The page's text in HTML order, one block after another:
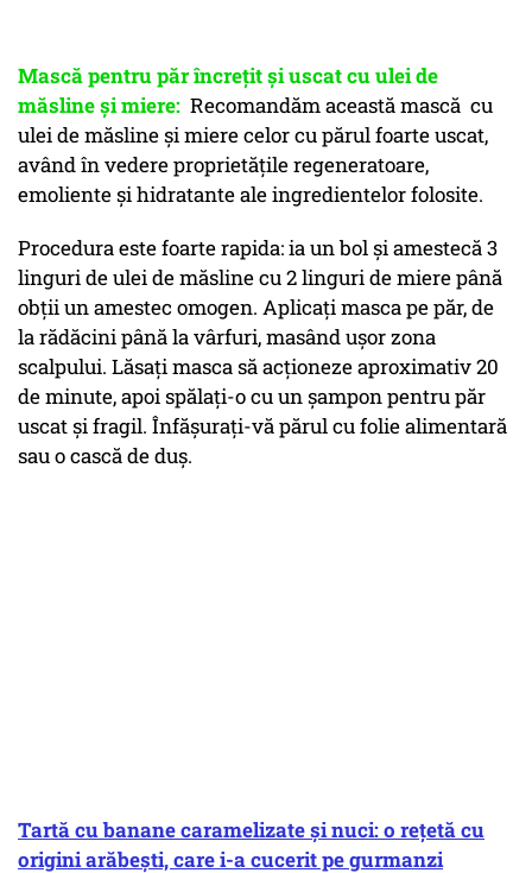
Mască pentru păr încrețit și uscat cu ulei de
măsline și miere: Recomandăm această mască cu
ulei de măsline și miere celor cu părul foarte uscat,
având în vedere proprietățile regeneratoare,
emoliente și hidratante ale ingredientelor folosite.
Procedura este foarte rapida: ia un bol și amestecă 3
linguri de ulei de măsline cu 2 linguri de miere până
obții un amestec omogen. Aplicați masca pe păr, de
la rădăcini până la vârfuri, masând ușor zona
scalpului. Lăsați masca să acționeze aproximativ 20
de minute, apoi spălați-o cu un șampon pentru păr
uscat și fragil. Înfășurați-vă părul cu folie alimentară
sau o cască de duș.
Tartă cu banane caramelizate și nuci: o rețetă cu
origini arăbești, care i-a cucerit pe gurmanzi